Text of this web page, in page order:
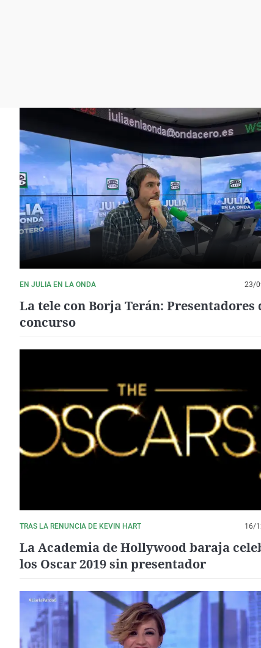
EN JULIA EN LA ONDA 23/
La tele con Borja Terán: Presentadores
concurso
TRAS LA RENUNCIA DE KEVIN HART 16/
La Academia de Hollywood baraja
los Oscar 2019 sin presentador